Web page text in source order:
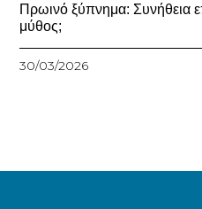
Πρωινό ξύπνημα: Συνήθεια
μύθος;
30/03/2026